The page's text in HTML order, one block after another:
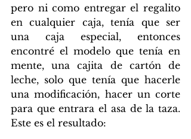
pero ni como entregar el regalito
en cualquier caja, tenía que ser
una caja especial, entonces
encontré el modelo que tenía en
mente, una cajita de cartón de
leche, solo que tenía que hacerle
una modificación, hacer un corte
para que entrara el asa de la taza.
Este es el resultado: